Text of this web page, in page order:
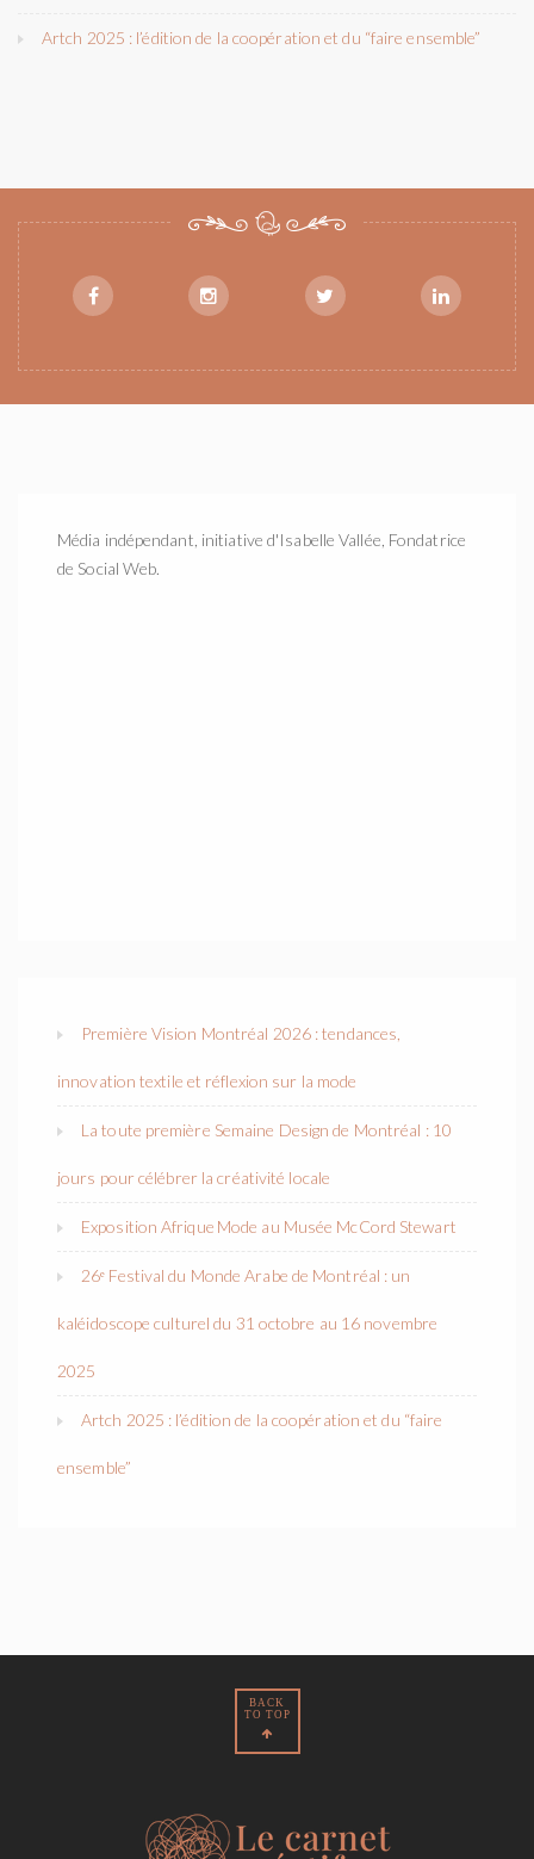
Artch 2025 : l’édition de la coopération et du “faire ensemble”
Média indépendant, initiative d'Isabelle Vallée, Fondatrice
de Social Web.
Première Vision Montréal 2026 : tendances,
innovation textile et réflexion sur la mode
La toute première Semaine Design de Montréal : 10
jours pour célébrer la créativité locale
Exposition Afrique Mode au Musée McCord Stewart
26ᵉ Festival du Monde Arabe de Montréal : un
kaléidoscope culturel du 31 octobre au 16 novembre
2025
Artch 2025 : l’édition de la coopération et du “faire
ensemble”
BACK
TO TOP